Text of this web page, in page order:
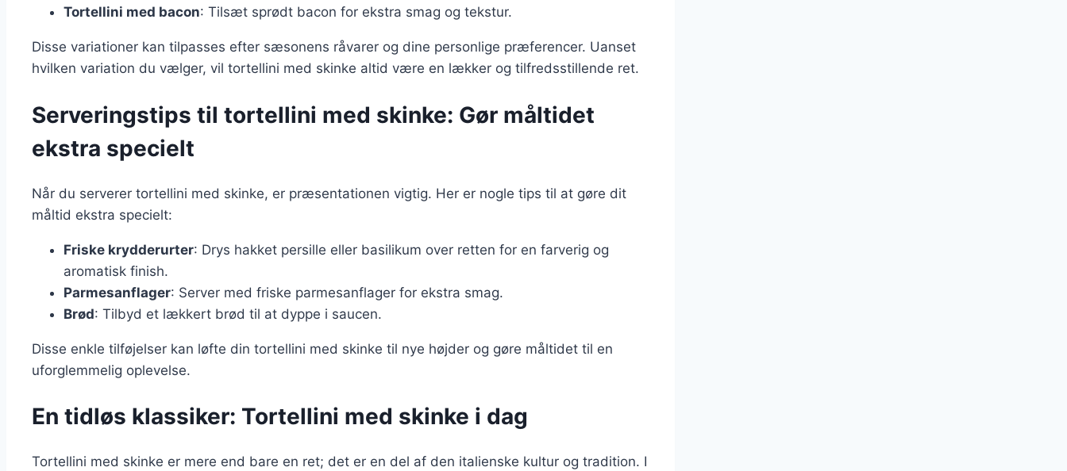
Tortellini med bacon: Tilsæt sprødt bacon for ekstra smag og tekstur.
Disse variationer kan tilpasses efter sæsonens råvarer og dine personlige præferencer. Uanset
hvilken variation du vælger, vil tortellini med skinke altid være en lækker og tilfredsstillende ret.
Serveringstips til tortellini med skinke: Gør måltidet
ekstra specielt
Når du serverer tortellini med skinke, er præsentationen vigtig. Her er nogle tips til at gøre dit
måltid ekstra specielt:
Friske krydderurter: Drys hakket persille eller basilikum over retten for en farverig og
aromatisk finish.
Parmesanflager: Server med friske parmesanflager for ekstra smag.
Brød: Tilbyd et lækkert brød til at dyppe i saucen.
Disse enkle tilføjelser kan løfte din tortellini med skinke til nye højder og gøre måltidet til en
uforglemmelig oplevelse.
En tidløs klassiker: Tortellini med skinke i dag
Tortellini med skinke er mere end bare en ret; det er en del af den italienske kultur og tradition. I